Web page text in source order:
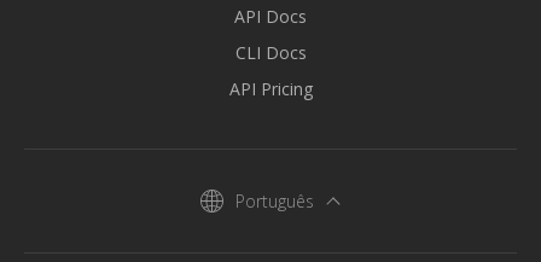
API Docs
CLI Docs
API Pricing
Português